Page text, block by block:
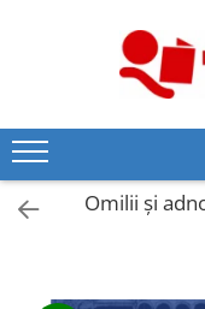
Artă și Enciclopedii
Beletristică
Business și Economie
Omilii și